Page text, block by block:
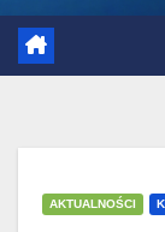
AKTUALNOŚCI